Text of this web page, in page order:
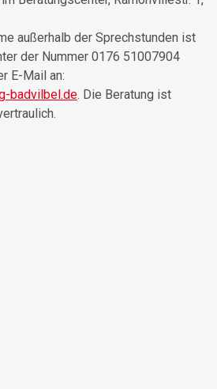
außerhalb der Sprechstunden ist
der Nummer 0176 51007904
E-Mail an:
badvilbel.de. Die Beratung ist